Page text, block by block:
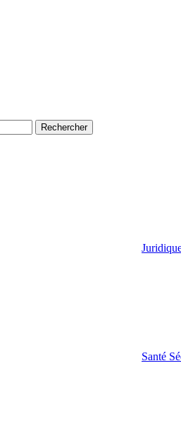
Santé